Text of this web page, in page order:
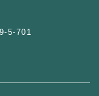
5-701